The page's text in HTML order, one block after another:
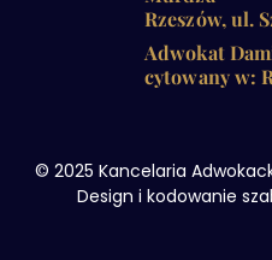
Rzeszów, ul.
Adwokat
cytowany w:
© 2025 Kancelaria
Design i kodowanie